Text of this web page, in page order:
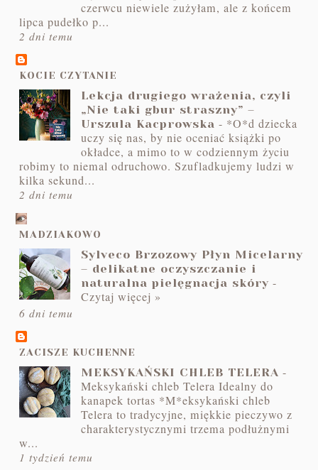
czerwcu niewiele zużyłam, ale z końcem
lipca pudełko p...
2 dni temu
KOCIE CZYTANIE
Lekcja drugiego wrażenia, czyli
„Nie taki gbur straszny” –
Urszula Kacprowska - *O*d dziecka
uczy się nas, by nie oceniać książki po
okładce, a mimo to w codziennym życiu
robimy to niemal odruchowo. Szufladkujemy ludzi w
kilka sekund...
2 dni temu
MADZIAKOWO
Sylveco Brzozowy Płyn Micelarny
– delikatne oczyszczanie i
naturalna pielęgnacja skóry -
Czytaj więcej »
6 dni temu
ZACISZE KUCHENNE
MEKSYKAŃSKI CHLEB TELERA -
Meksykański chleb Telera Idealny do
kanapek tortas *M*eksykański chleb
Telera to tradycyjne, miękkie pieczywo z
charakterystycznymi trzema podłużnymi
w...
1 tydzień temu